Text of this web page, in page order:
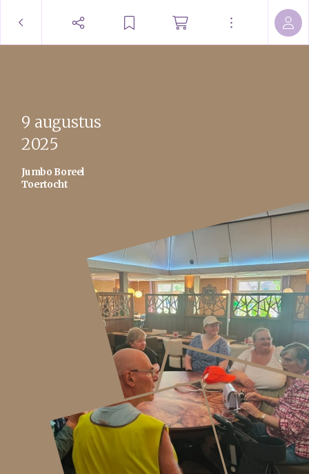
9 augustus
2025
Jumbo Boreel
Toertocht